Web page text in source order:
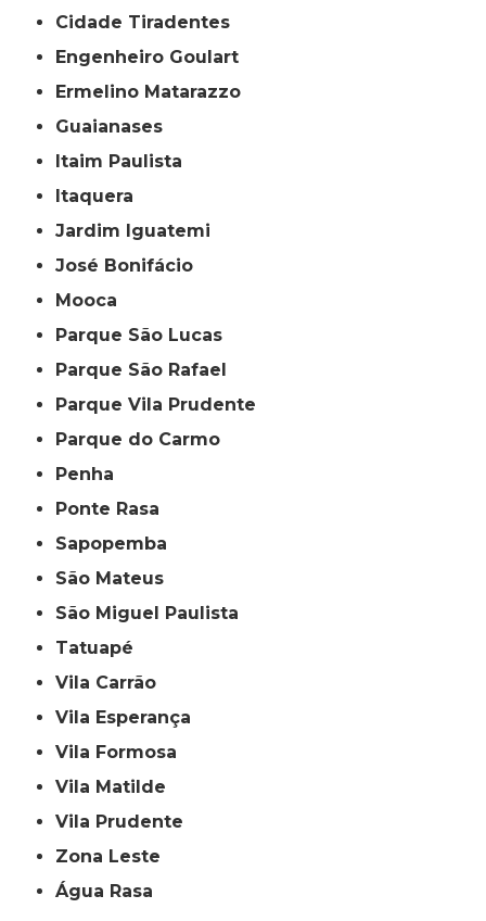
Cidade Tiradentes
Engenheiro Goulart
Ermelino Matarazzo
Guaianases
Itaim Paulista
Itaquera
Jardim Iguatemi
José Bonifácio
Mooca
Parque São Lucas
Parque São Rafael
Parque Vila Prudente
Parque do Carmo
Penha
Ponte Rasa
Sapopemba
São Mateus
São Miguel Paulista
Tatuapé
Vila Carrão
Vila Esperança
Vila Formosa
Vila Matilde
Vila Prudente
Zona Leste
Água Rasa